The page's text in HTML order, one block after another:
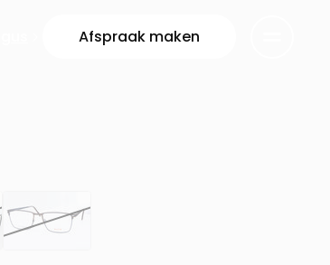
Afspraak maken